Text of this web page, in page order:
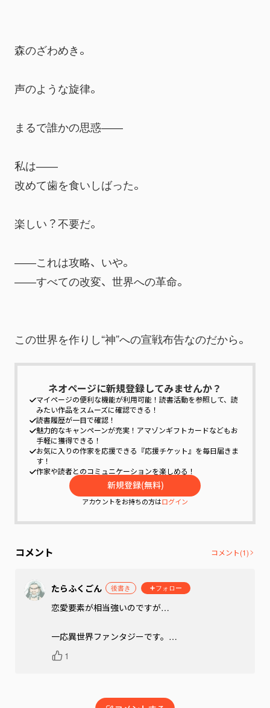
森のざわめき。
声のような旋律。
まるで誰かの思惑――
私は――
改めて歯を食いしばった。
楽しい？不要だ。
――これは攻略、いや。
――すべての改変、世界への革命。
この世界を作りし“神”への宣戦布告なのだから。
ネオページに新規登録してみませんか？
マイページの便利な機能が利用可能！ 読書活動を参照して、読
みたい作品をスムーズに確認できる！
読書履歴が一目で確認！
魅力的なキャンペーンが充実！ アマゾンギフトカードなどもお
手軽に獲得できる！
お気に入りの作家を応援できる『応援チケット』を毎日届きま
す！
作家や読者とのコミュニケーションを楽しめる！
アカウントをお持ちの方はログイン
コメント コメント(1)
たらふくごん 後書き フォロー
恋愛要素が相当強いのですが…
一応異世界ファンタジーです。
あとちょっとえっちい？
1